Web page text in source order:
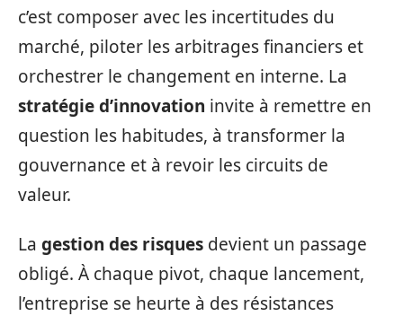
c’est composer avec les incertitudes du
marché, piloter les arbitrages financiers et
orchestrer le changement en interne. La
stratégie d’innovation invite à remettre en
question les habitudes, à transformer la
gouvernance et à revoir les circuits de
valeur.
La gestion des risques devient un passage
obligé. À chaque pivot, chaque lancement,
l’entreprise se heurte à des résistances